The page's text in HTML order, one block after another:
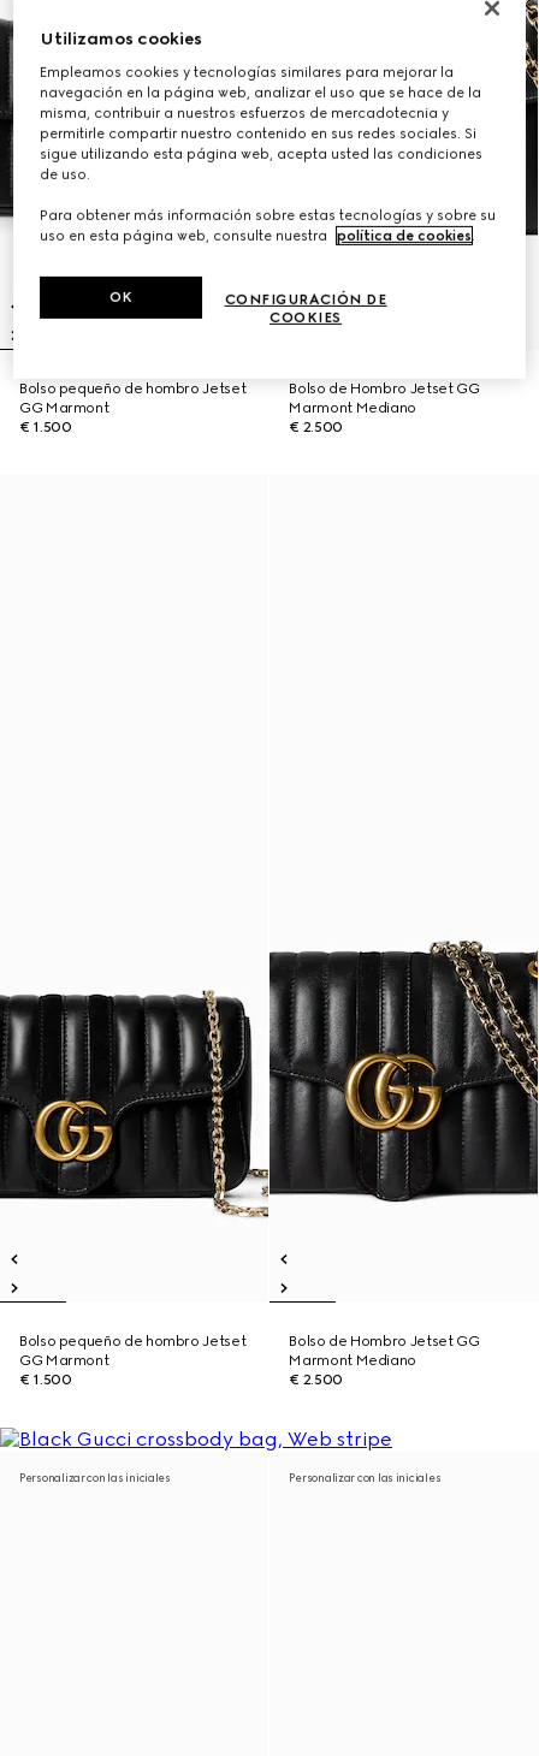
Bolso pequeño de hombro Jetset
GG Marmont
€ 1.500
Bolso de Hombro Jetset GG
Marmont Mediano
€ 2.500
Bolso pequeño de hombro Jetset
GG Marmont
€ 1.500
Bolso de Hombro Jetset GG
Marmont Mediano
€ 2.500
Personalizar con las iniciales Personalizar con las iniciales
Utilizamos cookies
Empleamos cookies y tecnologías similares para mejorar la
navegación en la página web, analizar el uso que se hace de la
misma, contribuir a nuestros esfuerzos de mercadotecnia y
permitirle compartir nuestro contenido en sus redes sociales. Si
sigue utilizando esta página web, acepta usted las condiciones
de uso.
Para obtener más información sobre estas tecnologías y sobre su
uso en esta página web, consulte nuestra
política de cookies.
CONFIGURACIÓN DE
COOKIES
OK